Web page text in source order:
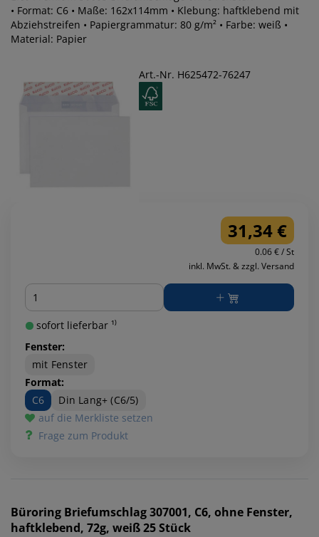
• Format: C6 • Maße: 162x114mm • Klebung: haftklebend mit
Abziehstreifen • Papiergrammatur: 80 g/m² • Farbe: weiß •
Material: Papier
Art.-Nr. H625472-76247
31,34 €
0.06 € / St
inkl. MwSt. & zzgl. Versand
Menge
sofort lieferbar ¹⁾
Fenster:
mit Fenster
Format:
C6
Din Lang+ (C6/5)
auf die Merkliste setzen
Frage zum Produkt
Büroring Briefumschlag 307001, C6, ohne Fenster,
haftklebend, 72g, weiß 25 Stück